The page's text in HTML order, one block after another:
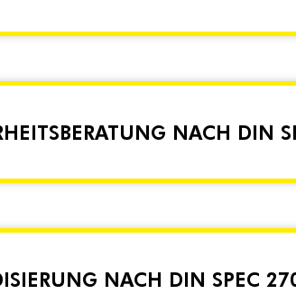
NACH DIN
NACH DIN SPEC